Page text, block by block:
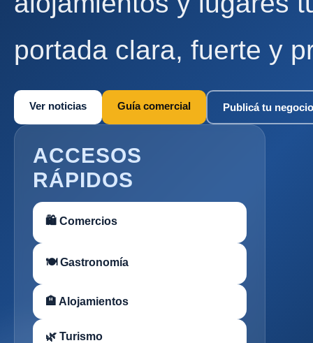
portada clara, fuerte y
Ver noticias Guía comercial Publicá tu negocio
ACCESOS
RÁPIDOS
🛍 Comercios
🍽 Gastronomía
🏨 Alojamientos
🌿 Turismo